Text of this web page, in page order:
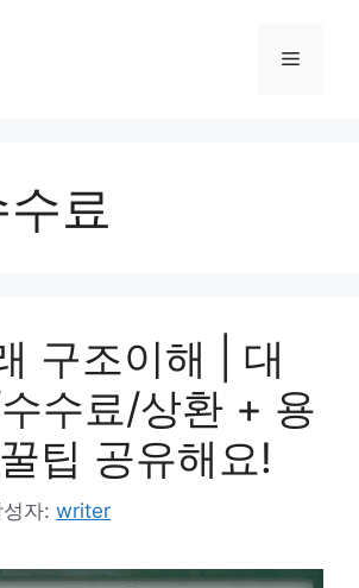
메
료
구조이해 | 대
수료/상환 + 용
팁 공유해요!
성자: writer